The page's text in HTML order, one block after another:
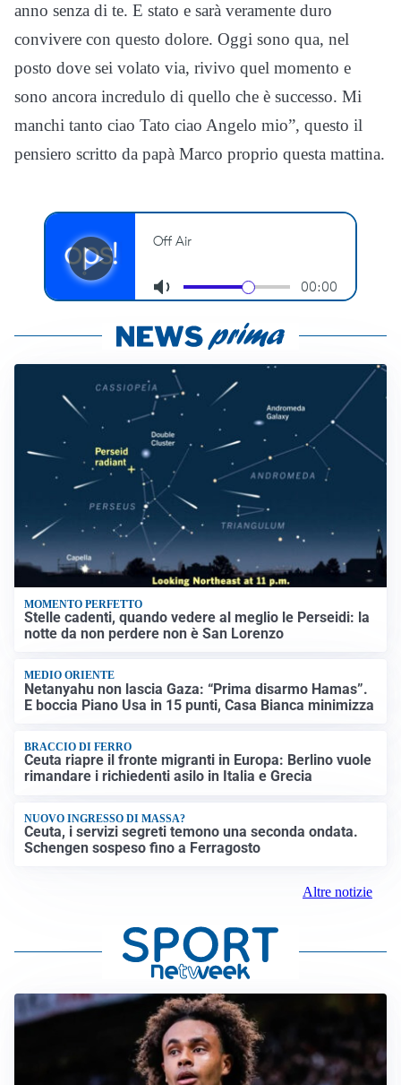
anno senza di te. E stato e sarà veramente duro
convivere con questo dolore. Oggi sono qua, nel
posto dove sei volato via, rivivo quel momento e
sono ancora incredulo di quello che è successo. Mi
manchi tanto ciao Tato ciao Angelo mio”, questo il
pensiero scritto da papà Marco proprio questa mattina.
MOMENTO PERFETTO
Stelle cadenti, quando vedere al meglio le Perseidi: la
notte da non perdere non è San Lorenzo
MEDIO ORIENTE
Netanyahu non lascia Gaza: “Prima disarmo Hamas”.
E boccia Piano Usa in 15 punti, Casa Bianca minimizza
BRACCIO DI FERRO
Ceuta riapre il fronte migranti in Europa: Berlino vuole
rimandare i richiedenti asilo in Italia e Grecia
NUOVO INGRESSO DI MASSA?
Ceuta, i servizi segreti temono una seconda ondata.
Schengen sospeso fino a Ferragosto
Altre notizie